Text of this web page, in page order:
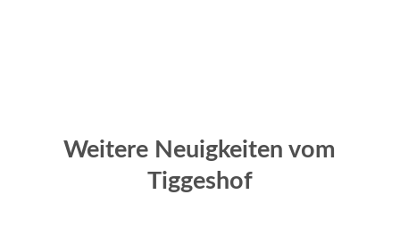
Weitere Neuigkeiten vom
Tiggeshof